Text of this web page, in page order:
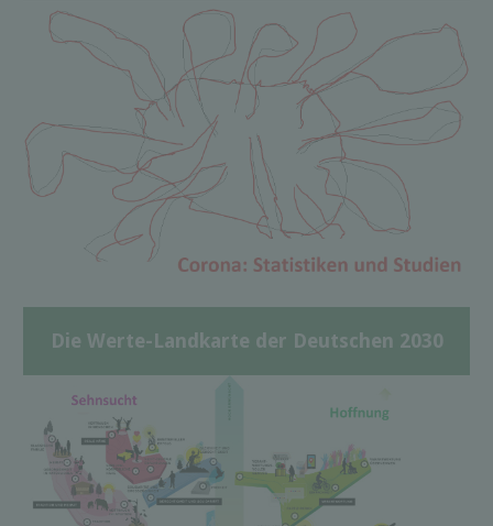
Die Werte-Landkarte der Deutschen 2030